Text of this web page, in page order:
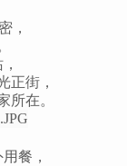
，
正街，
所在。
餐，